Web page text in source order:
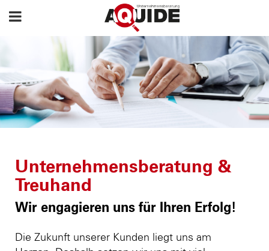
Unternehmensberatung &
Treuhand
Wir engagieren uns für Ihren Erfolg!
Die Zukunft unserer Kunden liegt uns am